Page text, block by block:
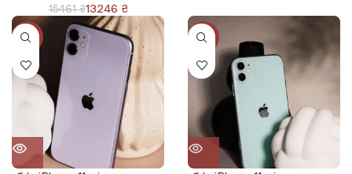
15461₴13246 ₴
-14% -14%